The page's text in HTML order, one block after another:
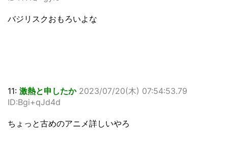
バジリスクおもろいよな
11: 激熱と申したか 2023/07/20(木) 07:54:53.79
ID:Bgi+qJd4d
ちょっと古めのアニメ詳しいやろ